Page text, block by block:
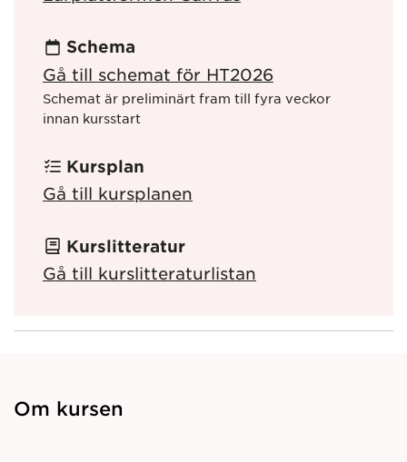
Schema
Gå till schemat för HT2026
Schemat är preliminärt fram till fyra veckor
innan kursstart
Kursplan
Gå till kursplanen
Kurslitteratur
Gå till kurslitteraturlistan
Om kursen